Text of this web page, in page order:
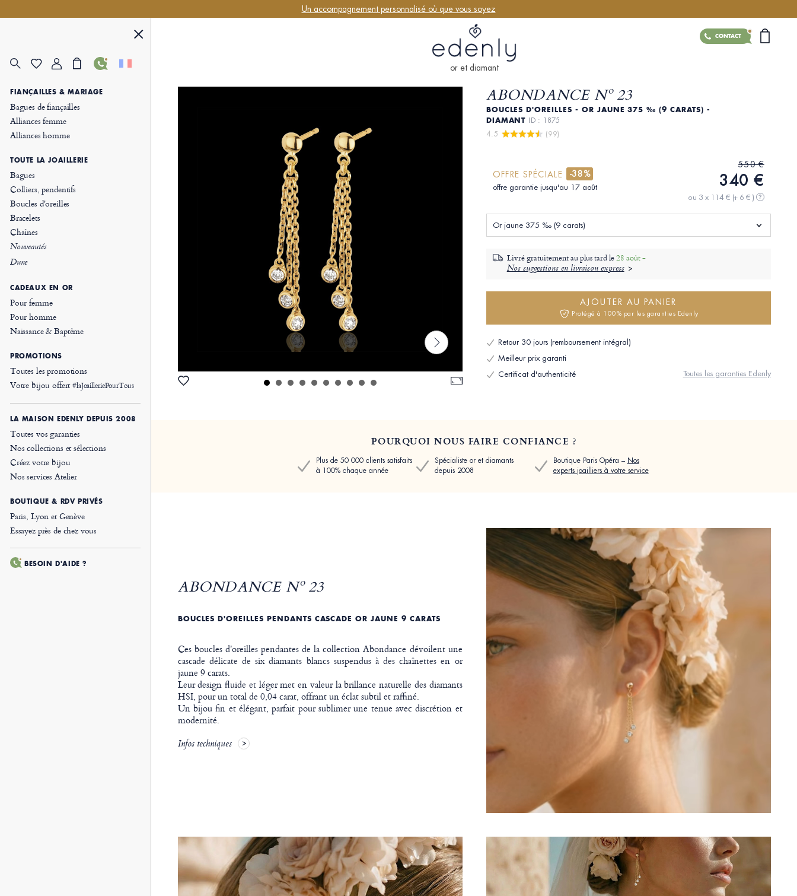
FIANÇAILLES & MARIAGE
Bagues de fiançailles
Alliances femme
Alliances homme
TOUTE LA JOAILLERIE
Bagues
Colliers, pendentifs
Boucles d'oreilles
Bracelets
Chaînes
Nouveautés
Dune
CADEAUX EN OR
Pour femme
Pour homme
Naissance & Baptême
PROMOTIONS
Toutes les promotions
Votre bijou offert#laJoailleriePourTous
LA MAISON EDENLY DEPUIS 2008
Toutes vos garanties
Nos collections et sélections
Créez votre bijou
Nos services Atelier
BOUTIQUE & RDV PRIVÉS
Paris, Lyon et Genève
Essayez près de chez vous
BESOIN D'AIDE ?
Un accompagnement personnalisé où que vous soyez
CONTACT
or et diamant
ABONDANCE Nº 23
BOUCLES D'OREILLES - OR JAUNE 375 ‰ (9 CARATS) -
DIAMANT ID : 1875
4.5
(99)
OFFRE SPÉCIALE -38%
offre garantie jusqu'au 17 août
550 €
340 €
ou 3 x 114 € (+ 6 € ) ?
Or jaune 375 ‰ (9 carats)
Livré gratuitement au plus tard le28 août -
Nos suggestions en livraison express
AJOUTER AU PANIER
Protégé à 100% par les garanties Edenly
Retour 30 jours (remboursement intégral)
Meilleur prix garanti
Certificat d'authenticité
Toutes les garanties Edenly
POURQUOI NOUS FAIRE CONFIANCE ?
Plus de 50 000 clients satisfaits
à 100% chaque année
Spécialiste or et diamants
depuis 2008
Boutique Paris Opéra – Nos
experts joailliers à votre service
ABONDANCE Nº 23
BOUCLES D'OREILLES PENDANTS CASCADE OR JAUNE 9 CARATS
Ces boucles d'oreilles pendantes de la collection Abondance dévoilent une
cascade délicate de six diamants blancs suspendus à des chaînettes en or
jaune 9 carats.
Leur design fluide et léger met en valeur la brillance naturelle des diamants
HSI, pour un total de 0,04 carat, offrant un éclat subtil et raffiné.
Un bijou fin et élégant, parfait pour sublimer une tenue avec discrétion et
modernité.
Infos techniques